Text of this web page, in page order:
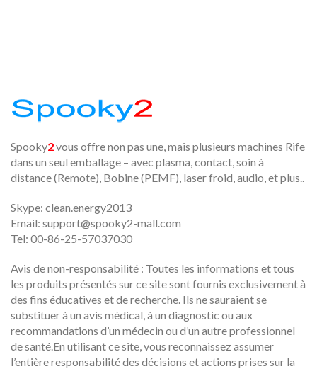
Spooky2vous offre non pas une, mais plusieurs machines Rife
dans un seul emballage – avec plasma, contact, soin à
distance (Remote), Bobine (PEMF), laser froid, audio, et plus..
Skype: clean.energy2013
Email: support@spooky2-mall.com
Tel: 00-86-25-57037030
Avis de non-responsabilité : Toutes les informations et tous
les produits présentés sur ce site sont fournis exclusivement à
des fins éducatives et de recherche. Ils ne sauraient se
substituer à un avis médical, à un diagnostic ou aux
recommandations d’un médecin ou d’un autre professionnel
de santé.En utilisant ce site, vous reconnaissez assumer
l’entière responsabilité des décisions et actions prises sur la